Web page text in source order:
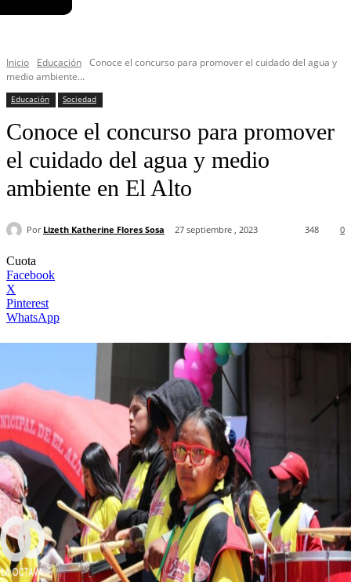
Inicio Educación Conoce el concurso para promover el cuidado del agua y
medio ambiente...
Educación Sociedad
Conoce el concurso para promover
el cuidado del agua y medio
ambiente en El Alto
Por Lizeth Katherine Flores Sosa 27 septiembre , 2023 0
348
Cuota
Facebook
X
Pinterest
WhatsApp